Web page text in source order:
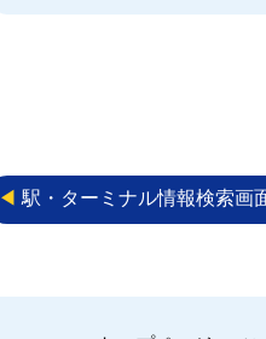
◀︎ 駅・ターミナル情報検索画